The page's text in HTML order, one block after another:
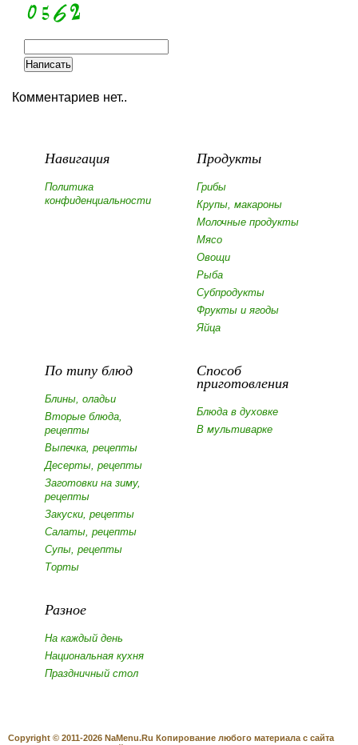
Комментариев нет..
Навигация
Политика
конфиденциальности
Продукты
Грибы
Крупы, макароны
Молочные продукты
Мясо
Овощи
Рыба
Субпродукты
Фрукты и ягоды
Яйца
По типу блюд
Блины, оладьи
Вторые блюда,
рецепты
Выпечка, рецепты
Десерты, рецепты
Заготовки на зиму,
рецепты
Закуски, рецепты
Салаты, рецепты
Супы, рецепты
Торты
Способ
приготовления
Блюда в духовке
В мультиварке
Разное
На каждый день
Национальная кухня
Праздничный стол
Copyright © 2011-2026 NaMenu.Ru Копирование любого материала с сайта